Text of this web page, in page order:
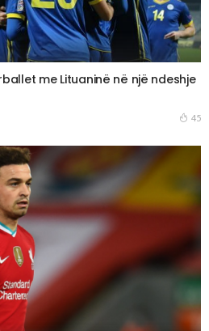
me Lituaninë në një ndeshje
45